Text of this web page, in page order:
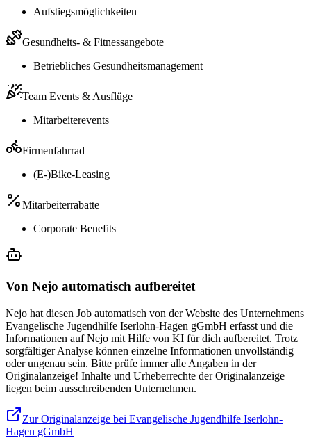
Aufstiegsmöglichkeiten
Gesundheits- & Fitnessangebote
Betriebliches Gesundheitsmanagement
Team Events & Ausflüge
Mitarbeiterevents
Firmenfahrrad
(E-)Bike-Leasing
Mitarbeiterrabatte
Corporate Benefits
Von Nejo automatisch aufbereitet
Nejo hat diesen Job automatisch von der Website des Unternehmens
Evangelische Jugendhilfe Iserlohn-Hagen gGmbH erfasst und die
Informationen auf Nejo mit Hilfe von KI für dich aufbereitet. Trotz
sorgfältiger Analyse können einzelne Informationen unvollständig
oder ungenau sein. Bitte prüfe immer alle Angaben in der
Originalanzeige! Inhalte und Urheberrechte der Originalanzeige
liegen beim ausschreibenden Unternehmen.
Zur Originalanzeige bei Evangelische Jugendhilfe Iserlohn-
Hagen gGmbH